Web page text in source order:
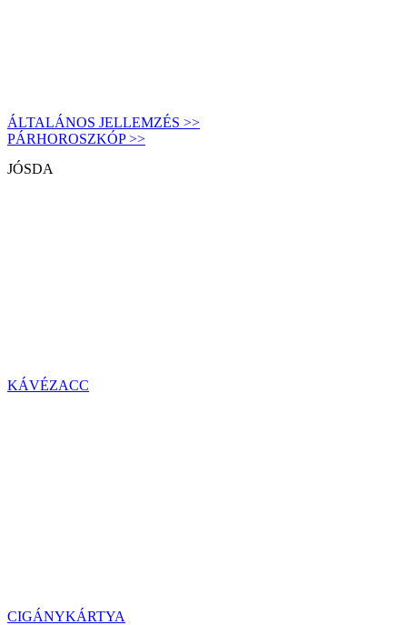
ÁLTALÁNOS JELLEMZÉS >>
PÁRHOROSZKÓP >>
JÓSDA
KÁVÉZACC
CIGÁNYKÁRTYA